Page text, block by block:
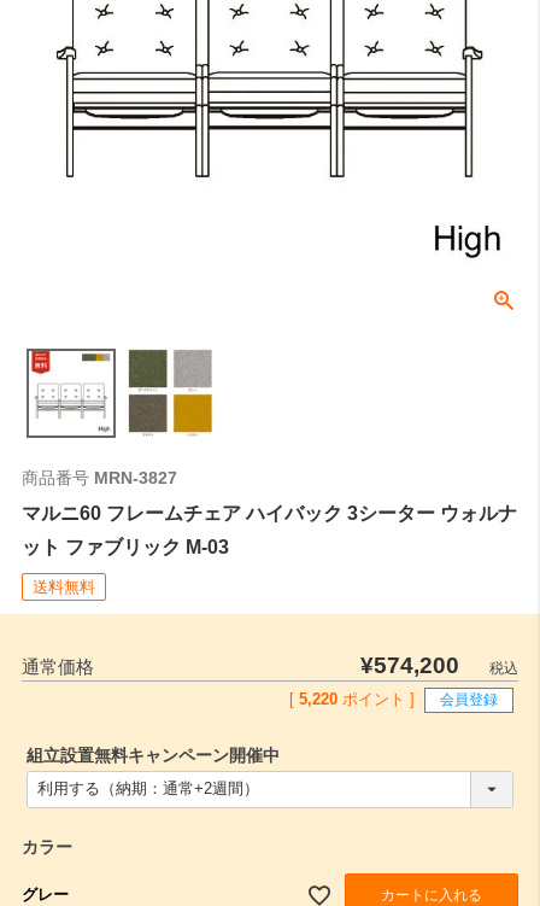
商品番号 MRN-3827
マルニ60 フレームチェア ハイバック 3シーター ウォルナ
ット ファブリック M-03
送料無料
通常価格 ¥574,200
税込
5,220 ポイント ] 会員登録
組立設置無料キャンペーン開催中
カラー
グレー カートに入れる